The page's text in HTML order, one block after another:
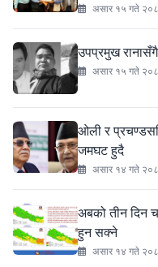
असार १५ गते
उपप्रमुख
असार १५ गते
ओली र
जमघट हुदै
असार १४ गते
अबको तीन दिन
हुन सक्ने
असार १४ गते